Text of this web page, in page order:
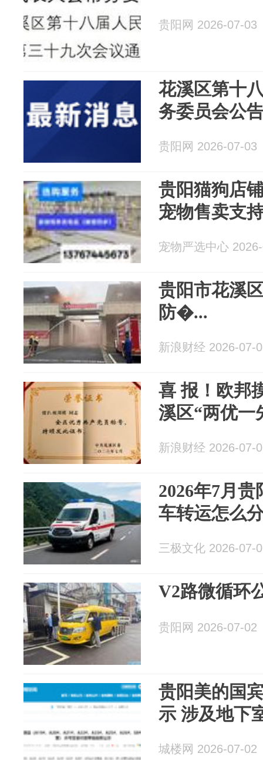
贵阳网 2026-07-03
花溪区第十
务委员会公
贵阳网 2026-07-03
贵阳猫狗店
宠物售卖支
宠物严选中心
贵阳市花溪
防�...
新浪财经 2026-07-
喜 报！欧邦
溪区“两优一
新浪财经 2026-07-
2026年7月
车转运怎么
三极文化 2026-07-
V2路微循环
贵阳网 2026-07-02
贵阳美的国
示 涉及地下
城楼网 2026-07-02